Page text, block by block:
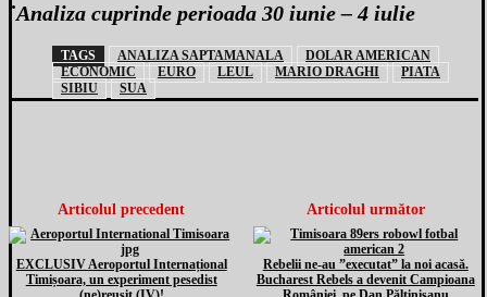
˙Analiza cuprinde perioada 30 iunie – 4 iulie
TAGS ANALIZA SAPTAMANALA
DOLAR AMERICAN
ECONOMIC
EURO LEUL MARIO DRAGHI
PIATA
SIBIU
SUA
Articolul precedent
EXCLUSIV Aeroportul Internațional
Timișoara, un experiment pesedist
Articolul următor
Rebelii ne-au ”executat” la noi acasă.
Bucharest Rebels a devenit Campioana